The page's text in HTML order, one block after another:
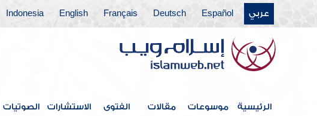
عربي Español
Deutsch
Français
English
Indonesia
الرئيسية موسوعات مقالات الفتوى الاستشارات الصوتيات